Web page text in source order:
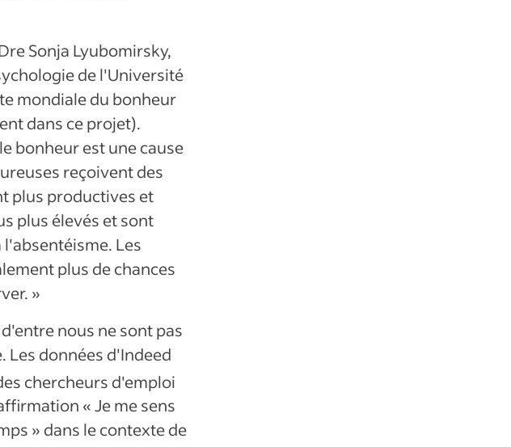
Sonja Lyubomirsky,
de l'Université
mondiale du bonheur
dans ce projet).
bonheur est une cause
reçoivent des
plus productives et
plus élevés et sont
Les
plus de chances
»
nous ne sont pas
Les données d'Indeed
chercheurs d'emploi
« Je me sens
» dans le contexte de